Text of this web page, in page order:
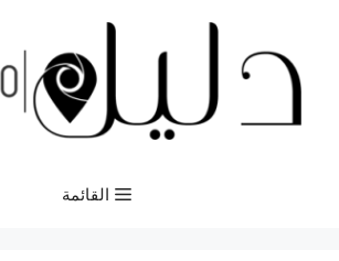
المحتوى
القائمة